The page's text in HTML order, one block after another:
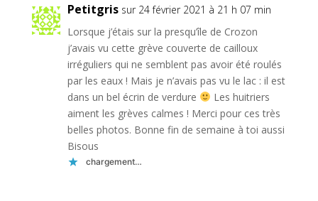
Petitgris sur 24 février 2021 à 21 h 07 min
Lorsque j’étais sur la presqu’île de Crozon
j’avais vu cette grève couverte de cailloux
irréguliers qui ne semblent pas avoir été roulés
par les eaux ! Mais je n’avais pas vu le lac : il est
dans un bel écrin de verdure
Les huitriers
aiment les grèves calmes ! Merci pour ces très
belles photos. Bonne fin de semaine à toi aussi
Bisous
chargement…